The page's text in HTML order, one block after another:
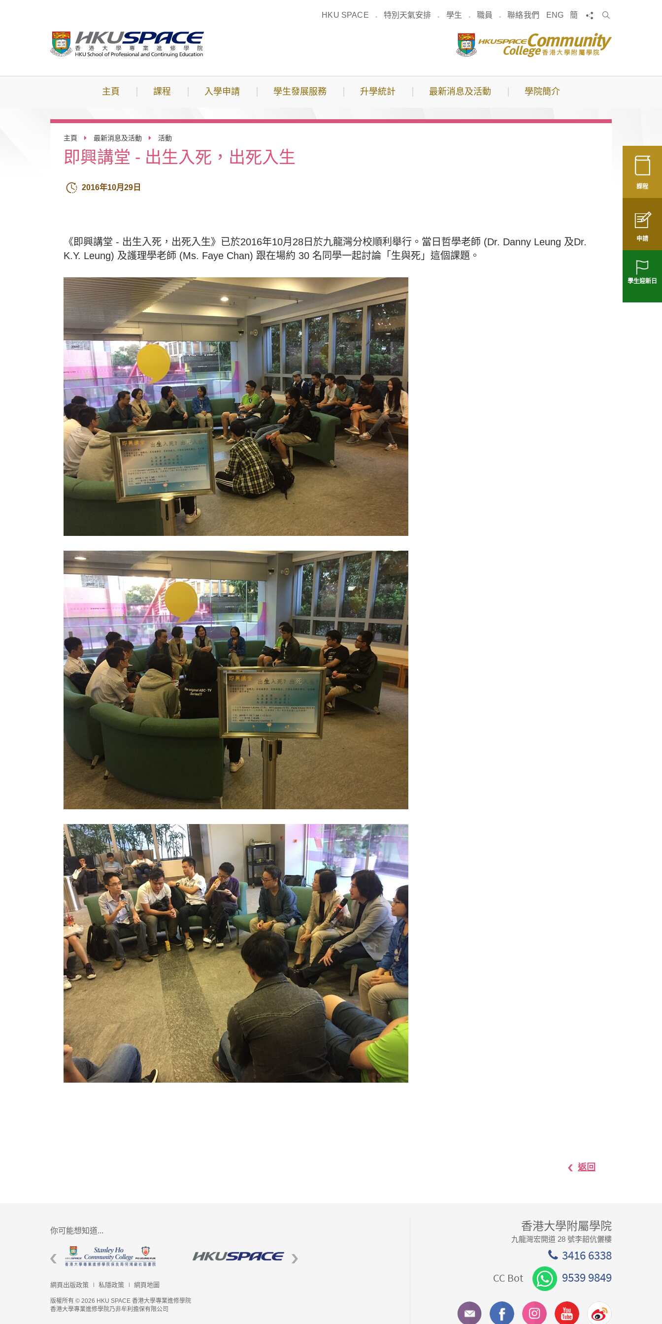
HKU SPACE 特別天氣安排 學生 職員 聯絡我們 ENG 簡 分享
搜
主頁 課程 入學申請 學生發展服務 升學統計 最新消息及活動 學院簡介
課程
申請
學生迎新日
主頁 最新消息及活動 活動
即興講堂 - 出生入死，出死入生
2016年10月29日
《即興講堂 - 出生入死，出死入生》已於2016年10月28日於九龍灣分校順利舉行。當日哲學老師 (Dr. Danny Leung 及Dr.
K.Y. Leung) 及護理學老師 (Ms. Faye Chan) 跟在場約 30 名同學一起討論「生與死」這個課題。
返回
你可能想知道...
網頁出版政策 私隱政策 網頁地圖
版權所有 © 2026 HKU SPACE 香港大學專業進修學院
香港大學專業進修學院乃非牟利擔保有限公司
香港大學附屬學院
九龍灣宏開道 28 號李韶伉儷樓
3416 6338
CC Bot 9539 9849